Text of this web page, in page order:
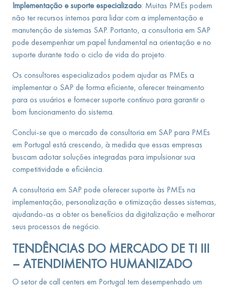
Implementação e suporte especializado: Muitas PMEs podem
não ter recursos internos para lidar com a implementação e
manutenção de sistemas SAP. Portanto, a consultoria em SAP
pode desempenhar um papel fundamental na orientação e no
suporte durante todo o ciclo de vida do projeto.
Os consultores especializados podem ajudar as PMEs a
implementar o SAP de forma eficiente, oferecer treinamento
para os usuários e fornecer suporte contínuo para garantir o
bom funcionamento do sistema.
Conclui-se que o mercado de consultoria em SAP para PMEs
em Portugal está crescendo, à medida que essas empresas
buscam adotar soluções integradas para impulsionar sua
competitividade e eficiência.
A consultoria em SAP pode oferecer suporte às PMEs na
implementação, personalização e otimização desses sistemas,
ajudando-as a obter os benefícios da digitalização e melhorar
seus processos de negócio.
TENDÊNCIAS DO MERCADO DE TI III
– ATENDIMENTO HUMANIZADO
O setor de call centers em Portugal tem desempenhado um